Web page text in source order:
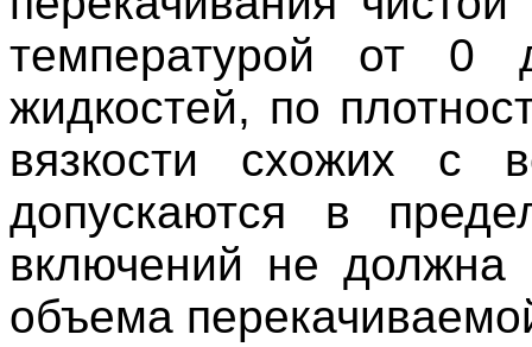
температурой от
жидкостей, по
вязкости схожих с
допускаются в
включений не
объема